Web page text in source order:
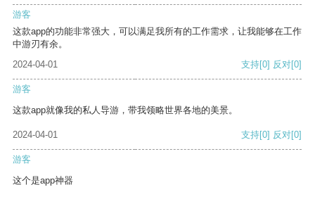
游客
这款app的功能非常强大，可以满足我所有的工作需求，让我能够在工作
中游刃有余。
2024-04-01
支持[0] 反对[0]
游客
这款app就像我的私人导游，带我领略世界各地的美景。
2024-04-01 支持[0] 反对[0]
游客
这个是app神器